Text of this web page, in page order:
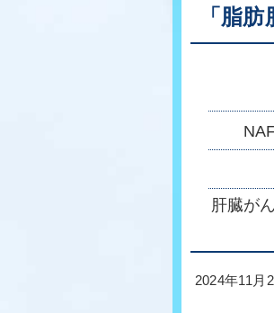
「脂
肝臓が
2024年11月